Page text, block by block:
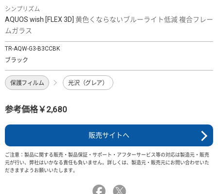
シンプリズム
AQUOS wish [FLEX 3D] 黄色くならないブルーライト低減 複合フレー
ムガラス
TR-AQW-G3-B3CCBK
ブラック
保護フィルム 光沢（グレア）
参考価格￥2,680
販売サイトへ
ご注意：製品に関する販売・製品保証・サポート・アフターサービス等の対応は製造元・販売
元が行い、弊社はいかなる責任も負いません。詳しくは、製造元・販売元にお問い合わせいた
だきますようお願いいたします。